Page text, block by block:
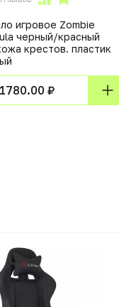
игровое Zombie
черный/красный
крестов. пластик
₽